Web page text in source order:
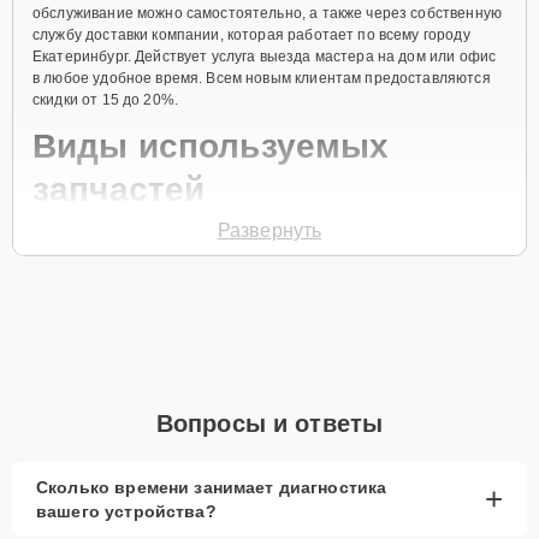
обслуживание можно самостоятельно, а также через собственную
службу доставки компании, которая работает по всему городу
Екатеринбург. Действует услуга выезда мастера на дом или офис
в любое удобное время. Всем новым клиентам предоставляются
скидки от 15 до 20%.
Виды используемых
запчастей
Для ремонта ноутбука модели X 14 Pro предлагаются как
активное использование устройства дольше
При наличии планов в скором времени заменить
Развернуть
Вопросы и ответы
Сколько времени занимает диагностика
вашего устройства?
+